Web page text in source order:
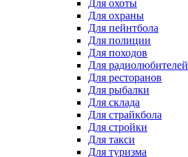
Для охоты
Для охраны
Для пейнтбола
Для полиции
Для походов
Для радиолюбителей
Для ресторанов
Для рыбалки
Для склада
Для страйкбола
Для стройки
Для такси
Для туризма